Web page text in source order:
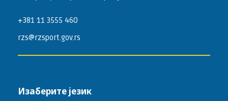
+381 11 3555 460
rzs@rzsport.gov.rs
Изаберите језик